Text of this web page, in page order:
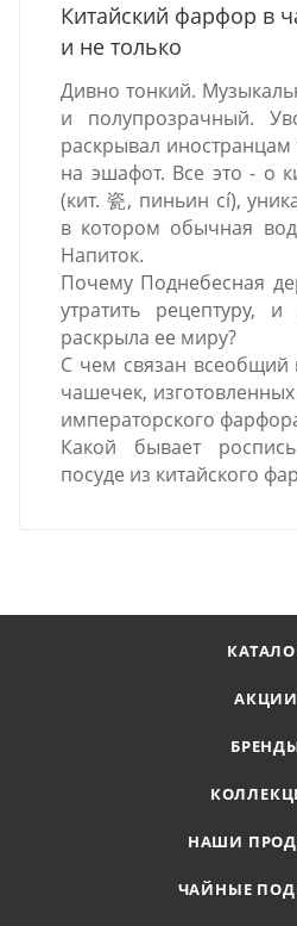
Китайский фарфор в
и не только
Дивно тонкий.
и полупрозрачный.
раскрывал иностранцам
на эшафот. Все это - о
(кит. 瓷, пиньин cí),
в котором обычная
Напиток.
Почему Поднебесная
утратить рецептуру,
раскрыла ее миру?
С чем связан всеобщий
чашечек,
императорского
Какой бывает
посуде из китайского
АКЦИИ
НАШИ
ЧАЙНЫЕ